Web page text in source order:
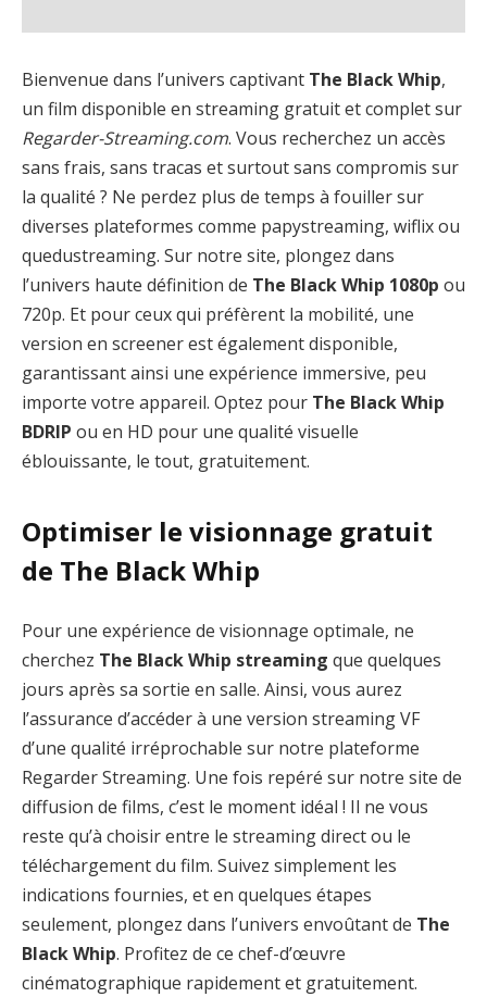
Bienvenue dans l’univers captivant The Black Whip,
un film disponible en streaming gratuit et complet sur
Regarder-Streaming.com. Vous recherchez un accès
sans frais, sans tracas et surtout sans compromis sur
la qualité ? Ne perdez plus de temps à fouiller sur
diverses plateformes comme papystreaming, wiflix ou
quedustreaming. Sur notre site, plongez dans
l’univers haute définition de The Black Whip 1080p ou
720p. Et pour ceux qui préfèrent la mobilité, une
version en screener est également disponible,
garantissant ainsi une expérience immersive, peu
importe votre appareil. Optez pour The Black Whip
BDRIP ou en HD pour une qualité visuelle
éblouissante, le tout, gratuitement.
Optimiser le visionnage gratuit
de The Black Whip
Pour une expérience de visionnage optimale, ne
cherchez The Black Whip streaming que quelques
jours après sa sortie en salle. Ainsi, vous aurez
l’assurance d’accéder à une version streaming VF
d’une qualité irréprochable sur notre plateforme
Regarder Streaming. Une fois repéré sur notre site de
diffusion de films, c’est le moment idéal ! Il ne vous
reste qu’à choisir entre le streaming direct ou le
téléchargement du film. Suivez simplement les
indications fournies, et en quelques étapes
seulement, plongez dans l’univers envoûtant de The
Black Whip. Profitez de ce chef-d’œuvre
cinématographique rapidement et gratuitement.